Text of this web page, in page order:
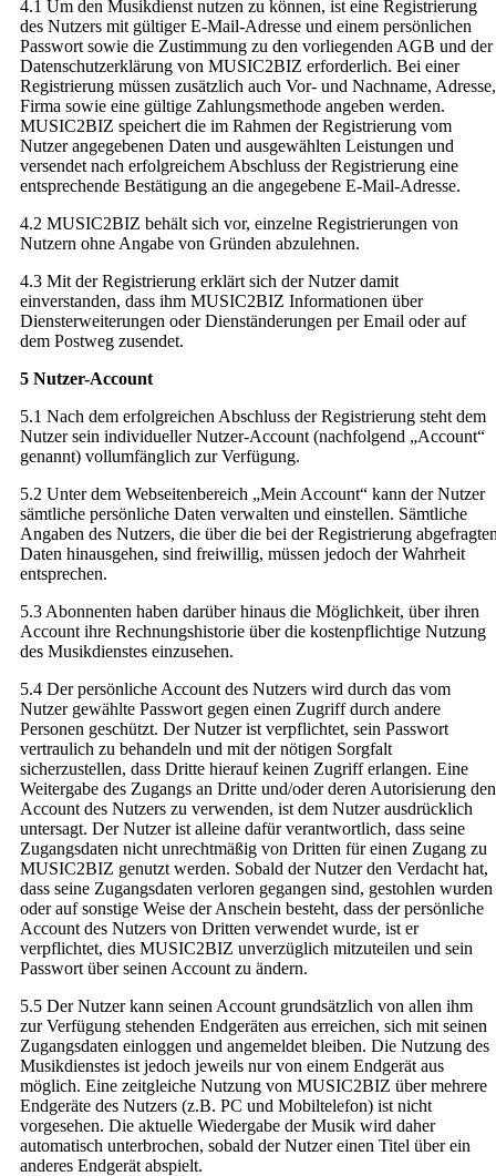
4.1 Um den Musikdienst nutzen zu können, ist eine Registrierung
des Nutzers mit gültiger E-Mail-Adresse und einem persönlichen
Passwort sowie die Zustimmung zu den vorliegenden AGB und der
Datenschutzerklärung von MUSIC2BIZ erforderlich. Bei einer
Registrierung müssen zusätzlich auch Vor- und Nachname, Adresse,
Firma sowie eine gültige Zahlungsmethode angeben werden.
MUSIC2BIZ speichert die im Rahmen der Registrierung vom
Nutzer angegebenen Daten und ausgewählten Leistungen und
versendet nach erfolgreichem Abschluss der Registrierung eine
entsprechende Bestätigung an die angegebene E-Mail-Adresse.
4.2 MUSIC2BIZ behält sich vor, einzelne Registrierungen von
Nutzern ohne Angabe von Gründen abzulehnen.
4.3 Mit der Registrierung erklärt sich der Nutzer damit
einverstanden, dass ihm MUSIC2BIZ Informationen über
Diensterweiterungen oder Dienständerungen per Email oder auf
dem Postweg zusendet.
5 Nutzer-Account
5.1 Nach dem erfolgreichen Abschluss der Registrierung steht dem
Nutzer sein individueller Nutzer-Account (nachfolgend „Account“
genannt) vollumfänglich zur Verfügung.
5.2 Unter dem Webseitenbereich „Mein Account“ kann der Nutzer
sämtliche persönliche Daten verwalten und einstellen. Sämtliche
Angaben des Nutzers, die über die bei der Registrierung
Daten hinausgehen, sind freiwillig, müssen jedoch der Wahrheit
entsprechen.
5.3 Abonnenten haben darüber hinaus die Möglichkeit, über ihren
Account ihre Rechnungshistorie über die kostenpflichtige Nutzung
des Musikdienstes einzusehen.
5.4 Der persönliche Account des Nutzers wird durch das vom
Nutzer gewählte Passwort gegen einen Zugriff durch andere
Personen geschützt. Der Nutzer ist verpflichtet, sein Passwort
vertraulich zu behandeln und mit der nötigen Sorgfalt
sicherzustellen, dass Dritte hierauf keinen Zugriff erlangen. Eine
Weitergabe des Zugangs an Dritte und/oder deren Autorisierung den
Account des Nutzers zu verwenden, ist dem Nutzer ausdrücklich
untersagt. Der Nutzer ist alleine dafür verantwortlich, dass seine
Zugangsdaten nicht unrechtmäßig von Dritten für einen Zugang zu
MUSIC2BIZ genutzt werden. Sobald der Nutzer den Verdacht hat,
dass seine Zugangsdaten verloren gegangen sind, gestohlen wurden
oder auf sonstige Weise der Anschein besteht, dass der persönliche
Account des Nutzers von Dritten verwendet wurde, ist er
verpflichtet, dies MUSIC2BIZ unverzüglich mitzuteilen und sein
Passwort über seinen Account zu ändern.
5.5 Der Nutzer kann seinen Account grundsätzlich von allen ihm
zur Verfügung stehenden Endgeräten aus erreichen, sich mit seinen
Zugangsdaten einloggen und angemeldet bleiben. Die Nutzung des
Musikdienstes ist jedoch jeweils nur von einem Endgerät aus
möglich. Eine zeitgleiche Nutzung von MUSIC2BIZ über mehrere
Endgeräte des Nutzers (z.B. PC und Mobiltelefon) ist nicht
vorgesehen. Die aktuelle Wiedergabe der Musik wird daher
automatisch unterbrochen, sobald der Nutzer einen Titel über ein
anderes Endgerät abspielt.